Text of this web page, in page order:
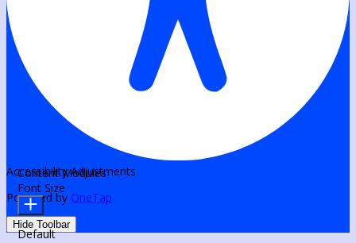
Accessibility Adjustments
Powered by OneTap
Hide Toolbar
Content Modules
Font Size
Default